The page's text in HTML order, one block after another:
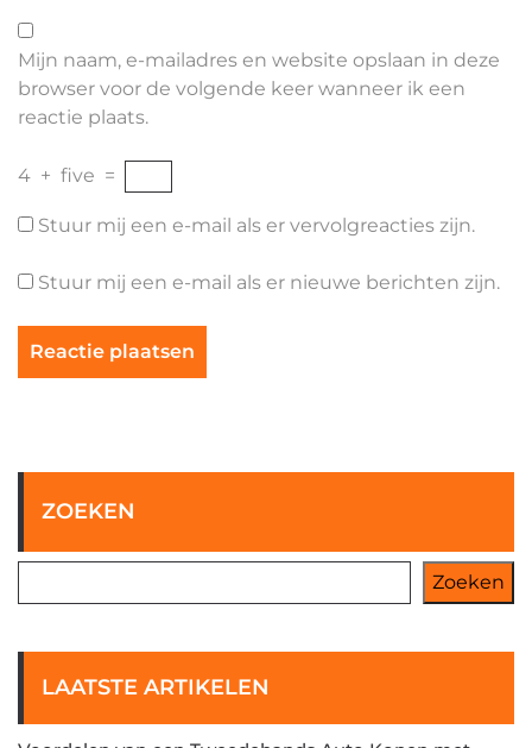
Mijn naam, e-mailadres en website opslaan in deze
browser voor de volgende keer wanneer ik een
reactie plaats.
4 + five =
Stuur mij een e-mail als er vervolgreacties zijn.
Stuur mij een e-mail als er nieuwe berichten zijn.
ZOEKEN
Zoeken
LAATSTE ARTIKELEN